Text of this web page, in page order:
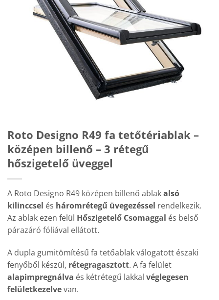
Roto Designo R49 fa tetőtériablak –
középen billenő – 3 rétegű
hőszigetelő üveggel
A Roto Designo R49 középen billenő ablakalsó
kilinccsel és háromrétegű üvegezéssel rendelkezik.
Az ablak ezen felül Hőszigetelő Csomaggal és belső
párazáró fóliával ellátott.
A dupla gumitömítésű fa tetőablak válogatott északi
fenyőből készül, rétegragasztott. A fa felület
alapimpregnálva és kétrétegű lakkal véglegesen
felületkezelvevan.